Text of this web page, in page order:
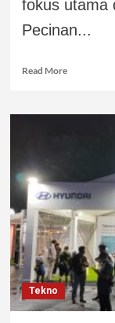
fokus utama
Pecinan...
Read More
Tekno